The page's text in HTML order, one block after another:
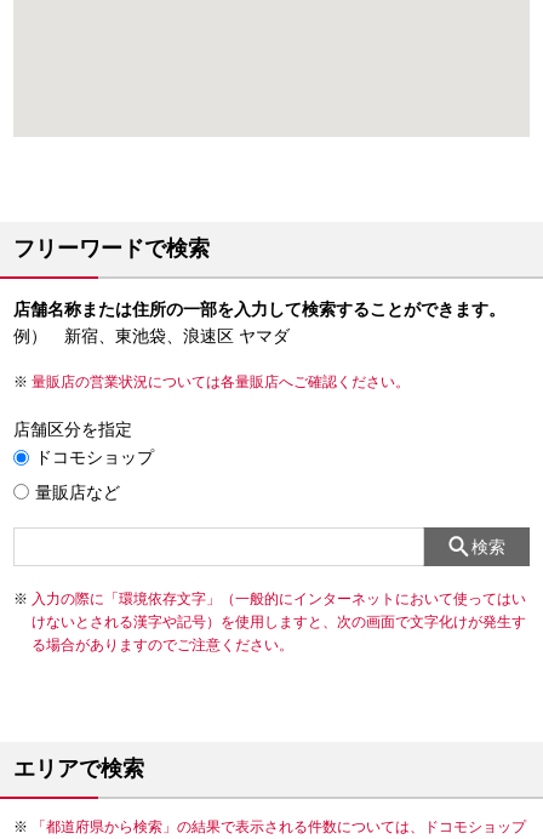
フリーワードで検索
店舗名称または住所の一部を入力して検索することができます。
例） 新宿、東池袋、浪速区 ヤマダ
量販店の営業状況については各量販店へご確認ください。
店舗区分を指定
ドコモショップ
量販店など
検索
入力の際に「環境依存文字」（一般的にインターネットにおいて使ってはい
けないとされる漢字や記号）を使用しますと、次の画面で文字化けが発生す
る場合がありますのでご注意ください。
エリアで検索
「都道府県から検索」の結果で表示される件数については、ドコモショップ